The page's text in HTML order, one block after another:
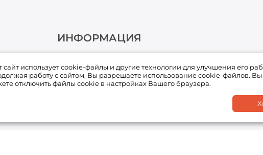
ИНФОРМАЦИЯ
О компании
Условия оплаты
Условия доставки и возврата товара
сайт использует cookie-файлы и другие технологии для улучшения его
работу с сайтом, Вы разрешаете использование cookie-файлов. Вы
отключить файлы cookie в настройках Вашего браузера.